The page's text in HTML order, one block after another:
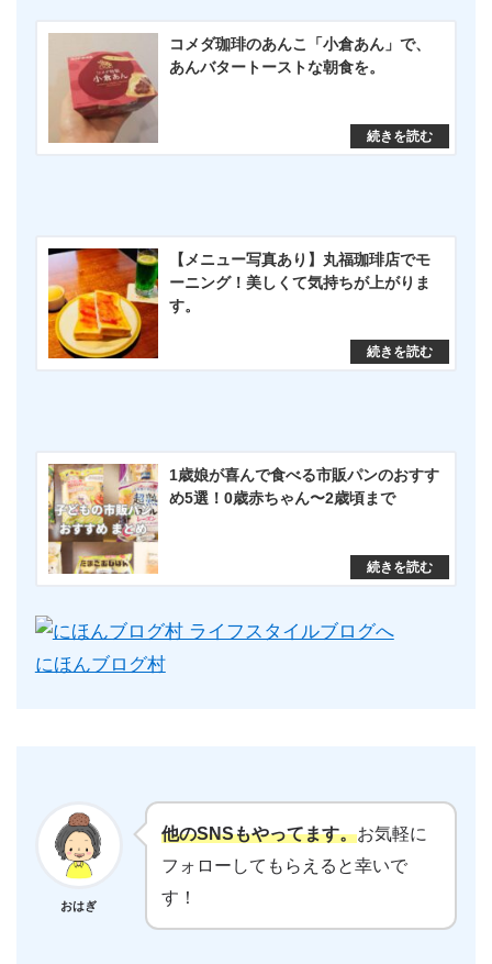
コメダ珈琲のあんこ「小倉あん」で、
あんバタートーストな朝食を。
【メニュー写真あり】丸福珈琲店でモ
ーニング！美しくて気持ちが上がりま
す。
1歳娘が喜んで食べる市販パンのおすす
め5選！0歳赤ちゃん〜2歳頃まで
にほんブログ村
おはぎ
他のSNSもやってます。お気軽に
フォローしてもらえると幸いで
す！